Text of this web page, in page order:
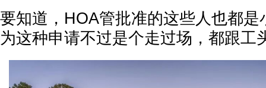
要知道，HOA管批准的这些人也都是
为这种申请不过是个走过场，都跟工